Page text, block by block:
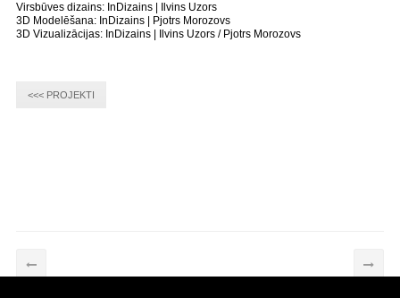
Virsbūves dizains: InDizains | Ilvins Uzors
3D Modelēšana: InDizains | Pjotrs Morozovs
3D Vizualizācijas: InDizains | Ilvins Uzors / Pjotrs Morozovs
<<< PROJEKTI